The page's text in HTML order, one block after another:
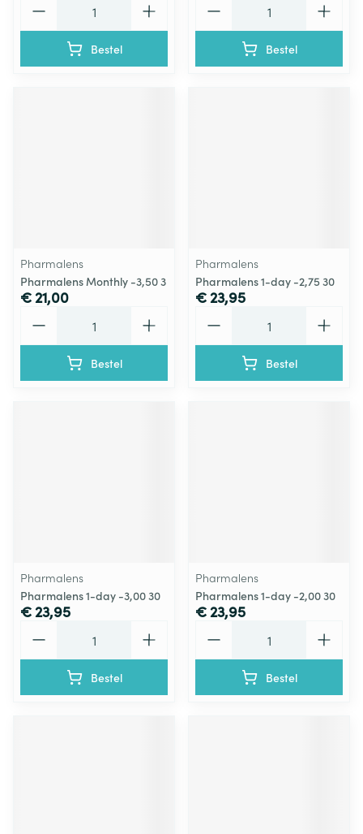
Bestel Bestel
Pharmalens
Pharmalens Monthly -3,50 3
€ 21,00
Bestel
Pharmalens
Pharmalens 1-day -2,75 30
€ 23,95
Bestel
Pharmalens
Pharmalens 1-day -3,00 30
€ 23,95
Bestel
Pharmalens
Pharmalens 1-day -2,00 30
€ 23,95
Bestel